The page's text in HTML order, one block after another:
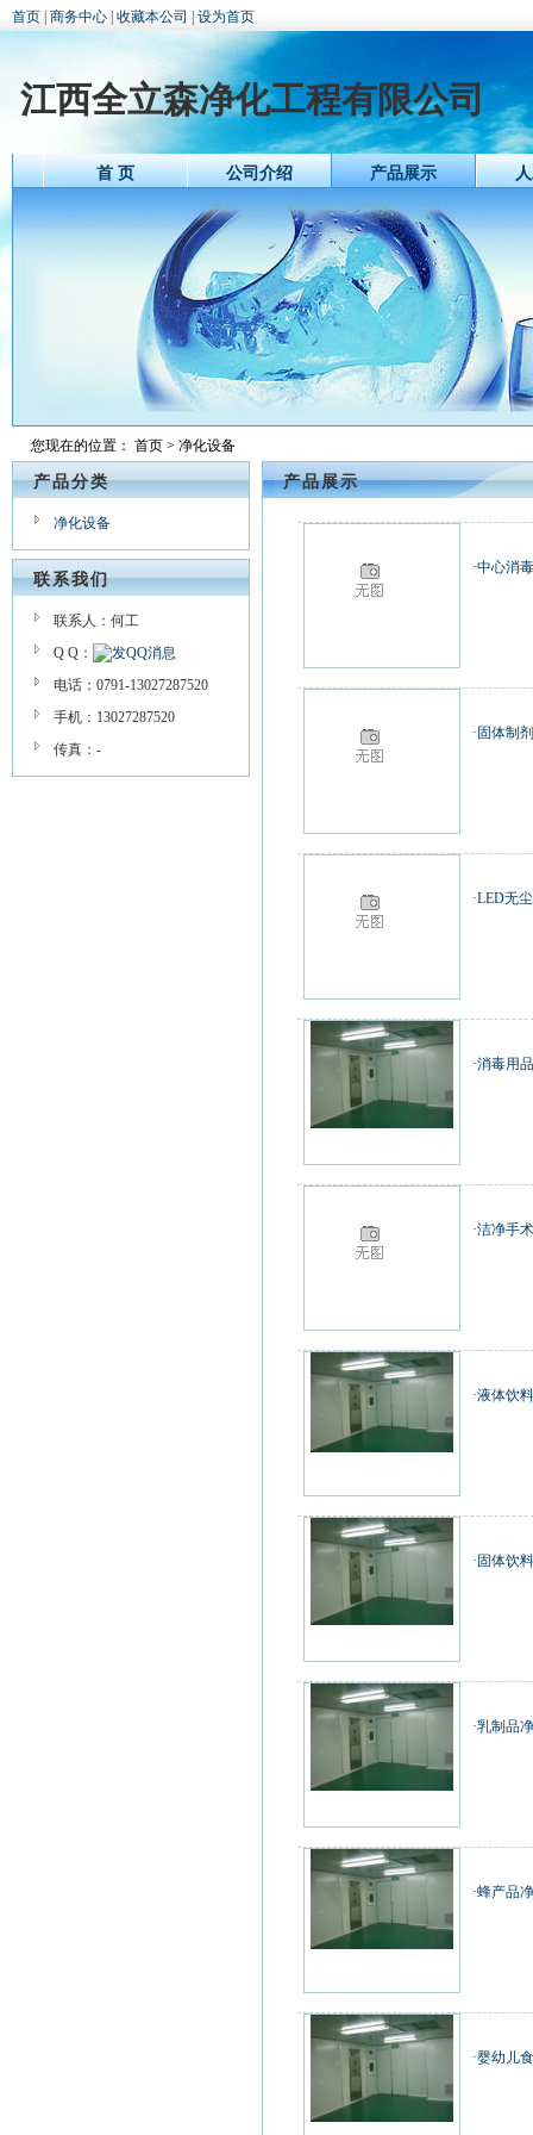
首页 商务中心 收藏本公司 设为首页
江西全立森净化工程有限公司
首 页 公司介绍 产品展示
您现在的位置： 首页 > 净化设备
产品分类
净化设备
联系我们
联系人：何工
Q Q：
电话：0791-13027287520
手机：13027287520
传真：-
产品展示
·中心消
· 固体制
·LED无
·消毒用
·洁净手
·液体饮
· 固体饮
·乳制品
·蜂产品
·婴幼儿